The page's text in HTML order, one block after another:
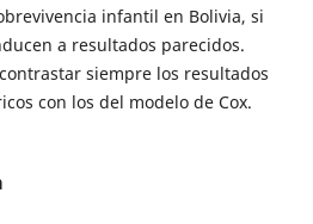
infantil en Bolivia, si
a resultados parecidos.
siempre los resultados
con los del modelo de Cox.